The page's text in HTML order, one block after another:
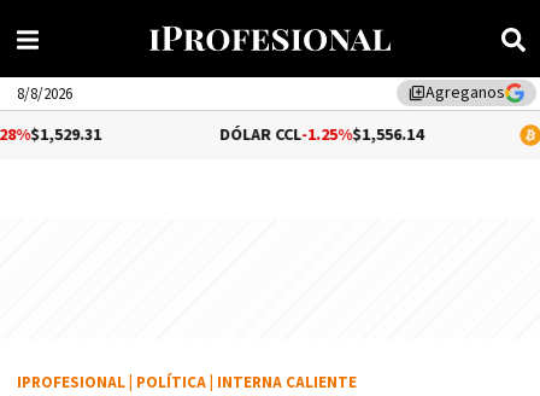
library_addAgreganos
8/8/2026
-1.25%$1,556.14
IPROFESIONAL POLÍTICA INTERNA CALIENTE